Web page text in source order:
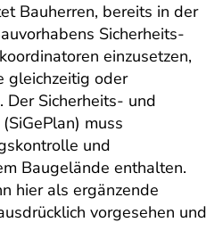
Bauherren, bereits in der
Sicherheits-
einzusetzen,
gleichzeitig oder
Der Sicherheits- und
muss
und
Baugelände enthalten.
hier als ergänzende
vorgesehen und